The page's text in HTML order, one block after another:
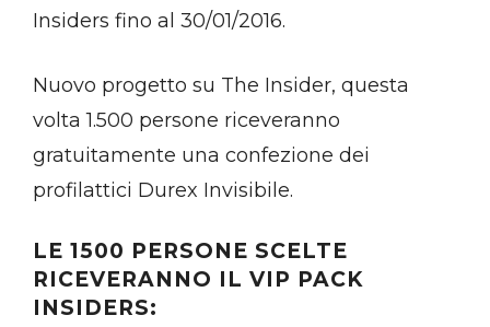
Insiders fino al 30/01/2016.
Nuovo progetto su The Insider, questa
volta 1.500 persone riceveranno
gratuitamente una confezione dei
profilattici Durex Invisibile.
LE 1500 PERSONE SCELTE
RICEVERANNO IL VIP PACK
INSIDERS: